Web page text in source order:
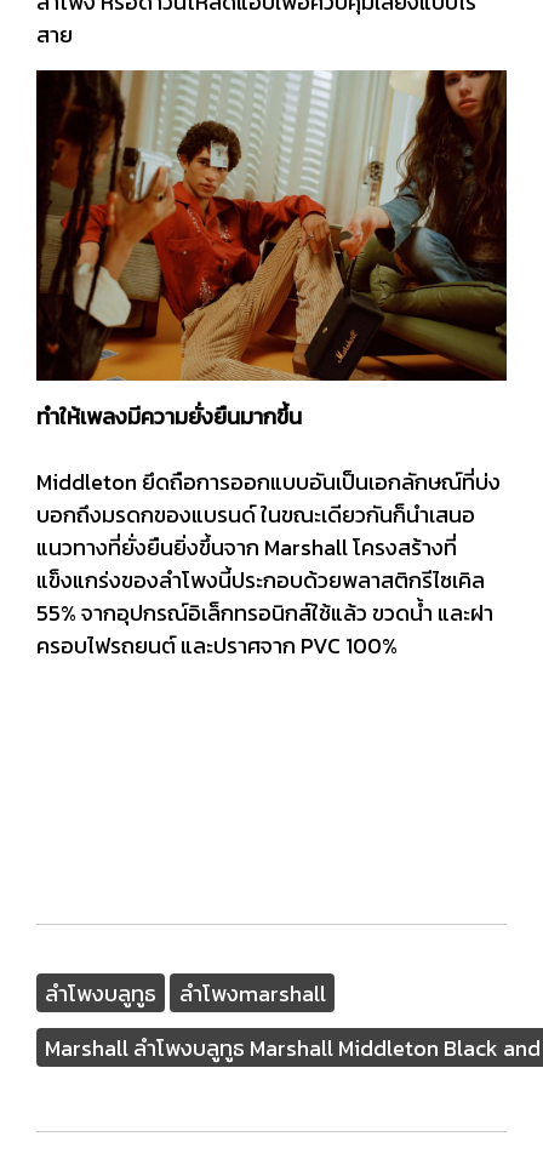
สาย
ทำให้เพลงมีความยั่งยืนมากขึ้น
Middleton ยึดถือการออกแบบอันเป็นเอกลักษณ์ที่บ่ง
บอกถึงมรดกของแบรนด์ ในขณะเดียวกันก็นำเสนอ
แนวทางที่ยั่งยืนยิ่งขึ้นจาก Marshall โครงสร้างที่
แข็งแกร่งของลำโพงนี้ประกอบด้วยพลาสติกรีไซเคิล
55% จากอุปกรณ์อิเล็กทรอนิกส์ใช้แล้ว ขวดน้ำ และฝา
ครอบไฟรถยนต์ และปราศจาก PVC 100%
ลำโพงบลูทูธ
ลำโพงmarshall
Marshall ลำโพงบลูทูธ Marshall Middleton Black